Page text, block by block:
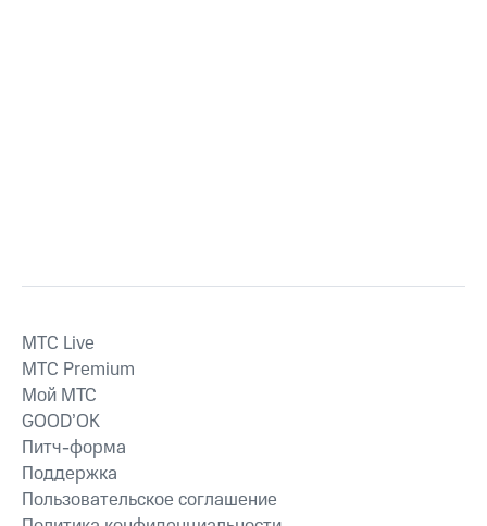
MTС Live
MTС Premium
Мой МТС
GOOD’OK
Питч-форма
Поддержка
Пользовательское соглашение